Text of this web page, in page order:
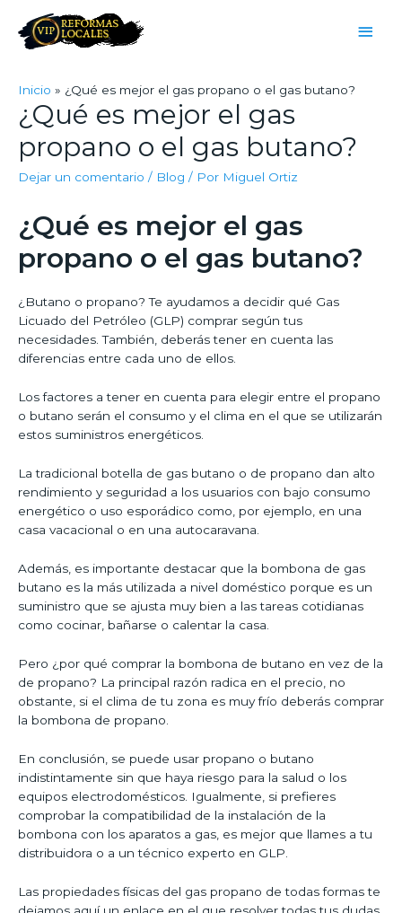
Inicio ¿Qué es mejor el gas propano o el gas butano?
¿Qué es mejor el gas
propano o el gas butano?
Dejar un comentario / Blog / Por Miguel Ortiz
¿Qué es mejor el gas
propano o el gas butano?
¿Butano o propano? Te ayudamos a decidir qué Gas
Licuado del Petróleo (GLP) comprar según tus
necesidades. También, deberás tener en cuenta las
diferencias entre cada uno de ellos.
Los factores a tener en cuenta para elegir entre el propano
o butano serán el consumo y el clima en el que se utilizarán
estos suministros energéticos.
La tradicional botella de gas butano o de propano dan alto
rendimiento y seguridad a los usuarios con bajo consumo
energético o uso esporádico como, por ejemplo, en una
casa vacacional o en una autocaravana.
Además, es importante destacar que la bombona de gas
butano es la más utilizada a nivel doméstico porque es un
suministro que se ajusta muy bien a las tareas cotidianas
como cocinar, bañarse o calentar la casa.
Pero ¿por qué comprar la bombona de butano en vez de la
de propano? La principal razón radica en el precio, no
obstante, si el clima de tu zona es muy frío deberás comprar
la bombona de propano.
En conclusión, se puede usar propano o butano
indistintamente sin que haya riesgo para la salud o los
equipos electrodomésticos. Igualmente, si prefieres
comprobar la compatibilidad de la instalación de la
bombona con los aparatos a gas, es mejor que llames a tu
distribuidora o a un técnico experto en GLP.
Las propiedades físicas del gas propano de todas formas te
dejamos aquí un enlace en el que resolver todas tus dudas,